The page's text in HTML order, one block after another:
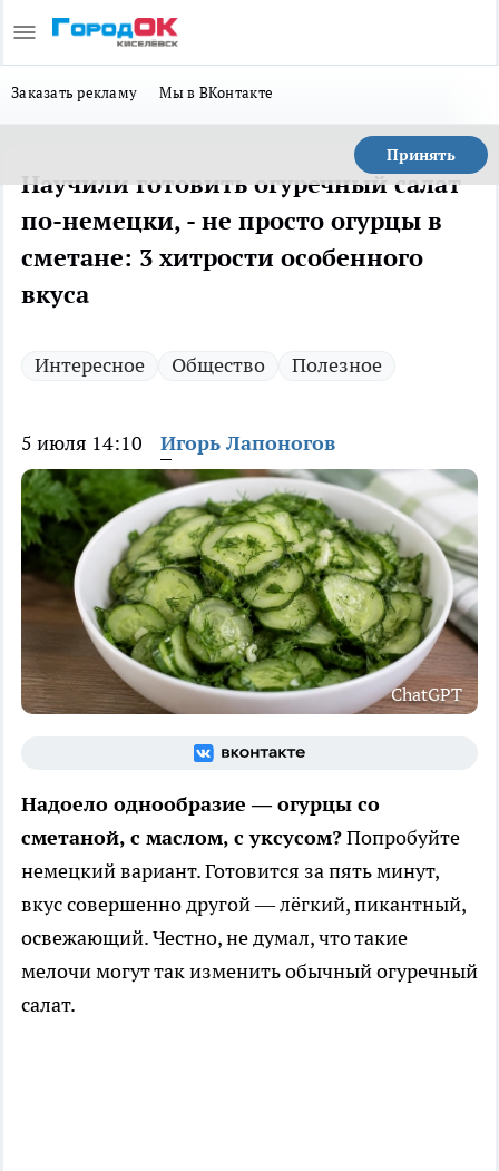
Заказать рекламу Мы в ВКонтакте
Принять
Научили готовить огуречный салат
по-немецки, - не просто огурцы в
сметане: 3 хитрости особенного
вкуса
Интересное Общество Полезное
5 июля 14:10 Игорь Лапоногов
ChatGPT
Надоело однообразие — огурцы со
сметаной, с маслом, с уксусом?Попробуйте
немецкий вариант. Готовится за пять минут,
вкус совершенно другой — лёгкий, пикантный,
освежающий. Честно, не думал, что такие
мелочи могут так изменить обычный огуречный
салат.